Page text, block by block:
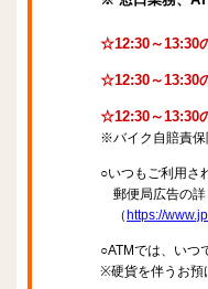
☆12:30～13:30
☆12:30～13:30
☆12:30～13:30
※バイク自賠責保
○いつもご利用さ
郵便局広告の詳
（ https://
○ATMでは、いつ
※硬貨を伴うお預